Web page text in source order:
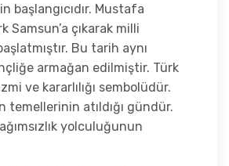
başlangıcıdır. Mustafa
Samsun’a çıkarak milli
Bu tarih aynı
armağan edilmiştir. Türk
ve kararlılığı sembolüdür.
temellerinin atıldığı gündür.
yolculuğunun